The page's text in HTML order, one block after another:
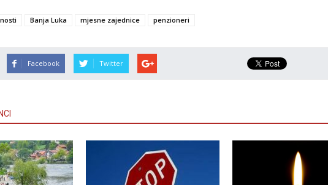
Banja Luka mjesne zajednice penzioneri
Facebook Twitter